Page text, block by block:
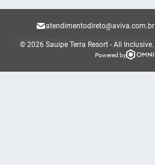
atendimentodireto@aviva.com.br
© 2026 Sauipe Terra Resort - All Inclusive.
Powered by